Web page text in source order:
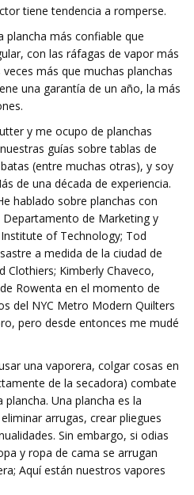
tiene tendencia a romperse.
plancha más confiable que
con las ráfagas de vapor más
más que muchas planchas
una garantía de un año, la más
y me ocupo de planchas
guías sobre tablas de
(entre muchas otras), y soy
de una década de experiencia.
hablado sobre planchas con
de Marketing y
of Technology; Tod
a medida de la ciudad de
Clothiers; Kimberly Chaveco,
Rowenta en el momento de
del NYC Metro Modern Quilters
pero desde entonces me mudé
una vaporera, colgar cosas en
de la secadora) combate
Una plancha es la
arrugas, crear pliegues
Sin embargo, si odias
y ropa de cama se arrugan
Aquí están nuestros vapores